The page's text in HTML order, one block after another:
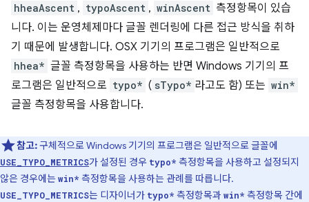
hheaAscent , typoAscent , winAscent 측정항목이 있습
니다. 이는 운영체제마다 글꼴 렌더링에 다른 접근 방식을 취하
기 때문에 발생합니다. OSX 기기의 프로그램은 일반적으로
hhea* 글꼴 측정항목을 사용하는 반면 Windows 기기의 프
로그램은 일반적으로 typo* ( sTypo* 라고도 함) 또는 win*
글꼴 측정항목을 사용합니다.
참고:구체적으로 Windows 기기의 프로그램은 일반적으로 글꼴에
USE_TYPO_METRICS가 설정된 경우 typo* 측정항목을 사용하고 설정되지
않은 경우에는win* 측정항목을 사용하는 관례를 따릅니다.
USE_TYPO_METRICS는 디자이너가 typo* 측정항목과 win* 측정항목 간에